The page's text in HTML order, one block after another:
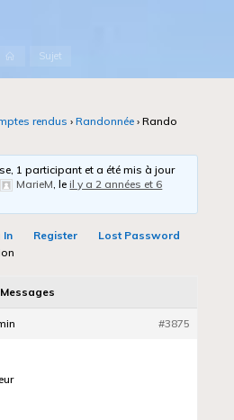
AccueilSujet
rendus › Randonnée › Rando
1 participant et a été mis à jour
MarieM, leil y a 2 années et 6
In Register
Lost Password
Messages
#3875